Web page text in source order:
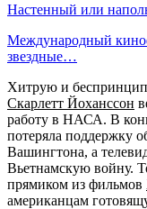
Настенный или
Международный
звездные…
Хитрую и
Скарлетт Йоханссон
работу в НАСА. В
потеряла поддержку
Вашингтона, а
Вьетнамскую войну.
прямиком из фильмов
американцам